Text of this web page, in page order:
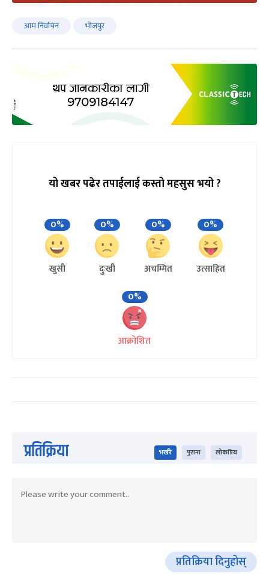
आम निर्वाचन भोजपुर
यो खबर पढेर तपाईलाई कस्तो महसुस भयो ?
0%
खुसी
0%
दुःखी
0%
अचम्मित
0%
उत्साहित
0%
आक्रोशित
प्रतिक्रिया भर्खरै पुराना लोकप्रिय
प्रतिक्रिया दिनुहोस्